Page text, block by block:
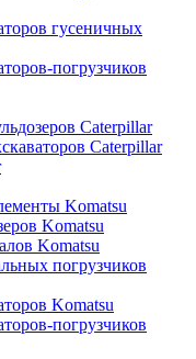
гусеничных
погрузчиков
Caterpillar
Caterpillar
Komatsu
Komatsu
Komatsu
погрузчиков
Komatsu
погрузчиков